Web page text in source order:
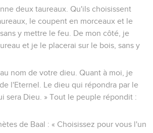
40 jours et 40 nuits jusqu'à la
Horeb.
courage à Élie
et y passa la nuit. Or, la parole de
: « Que fais-tu ici, Elie ? »
tout mon zèle pour l'Eternel, le
effet, les Israélites ont abandonné ton
tes autels et ont tué tes prophètes
moi seul, et ils cherchent à